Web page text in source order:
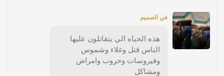
في الصميم
هذه الحياه الي يتقاتلون عليها
الناس قتل وغلاء وشموس
وفيروسات وحروب وامراض
ومشاكل